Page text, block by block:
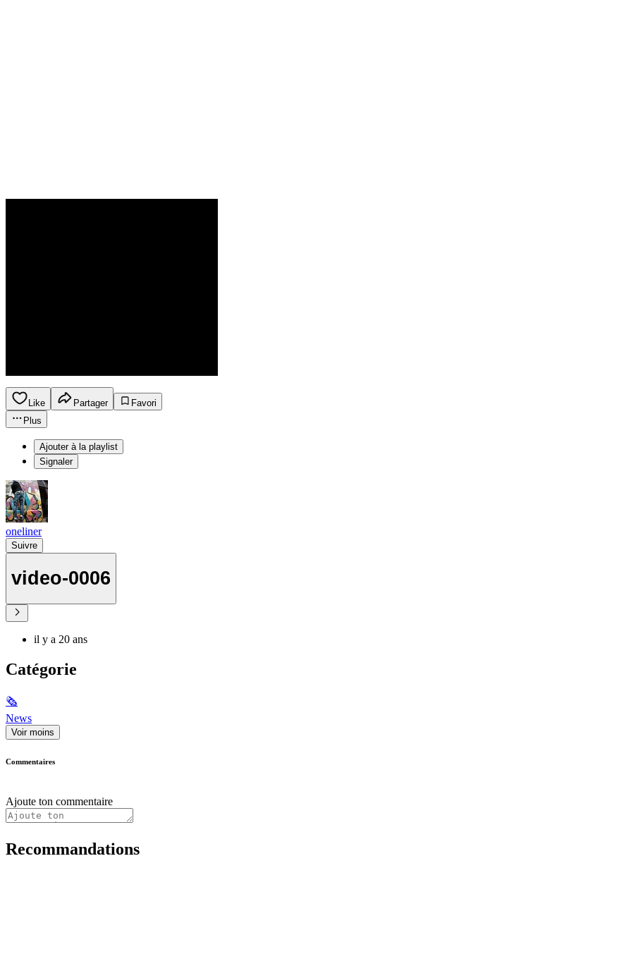
Like Partager
Favori
Plus
Ajouter à la playlist
Signaler
oneliner
Suivre
video-0006
il y a 20 ans
Catégorie
🗞
News
Voir moins
Commentaires
Ajoute ton commentaire
Recommandations